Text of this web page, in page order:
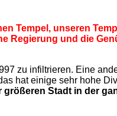
Tempel, unseren
Regierung und die
zu infiltrieren. Eine
hat einige sehr hohe
Stadt in der